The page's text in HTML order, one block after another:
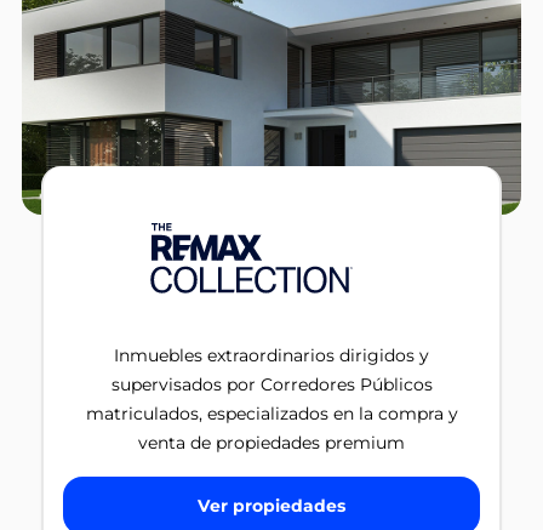
Inmuebles extraordinarios dirigidos y
supervisados por Corredores Públicos
matriculados, especializados en la compra y
venta de propiedades premium
Ver propiedades